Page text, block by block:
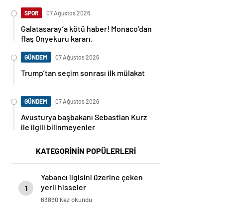
SPOR 07 Ağustos 2026
Galatasaray’a kötü haber! Monaco’dan
flaş Onyekuru kararı.
GÜNDEM 07 Ağustos 2026
Trump’tan seçim sonrası ilk mülakat
GÜNDEM 07 Ağustos 2026
Avusturya başbakanı Sebastian Kurz
ile ilgili bilinmeyenler
KATEGORİNİN POPÜLERLERİ
1
Yabancı ilgisini üzerine çeken
yerli hisseler
63890 kez okundu